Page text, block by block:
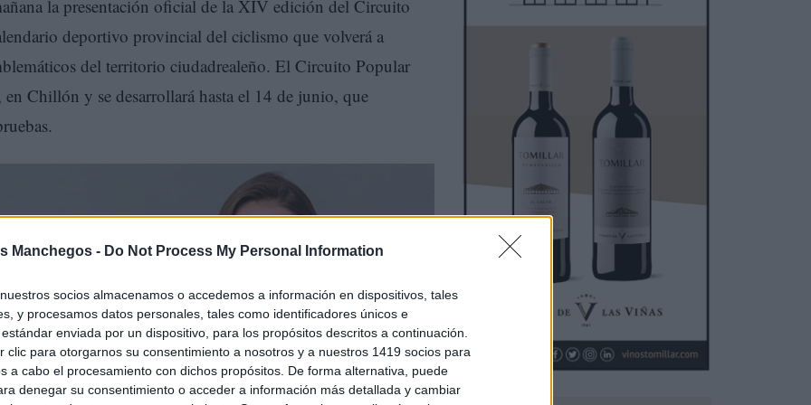
Manchegos - Do Not Process My Personal Information
socios almacenamos o accedemos a información en dispositivos, tales
y procesamos datos personales, tales como identificadores únicos e
enviada por un dispositivo, para los propósitos descritos a continuación.
clic para otorgarnos su consentimiento a nosotros y a nuestros 1419 socios para
a cabo el procesamiento con dichos propósitos. De forma alternativa, puede
denegar su consentimiento o acceder a información más detallada y cambiar
la presentación oficial de la XIV edición del Circuito
deportivo provincial del ciclismo que volverá a
del territorio ciudadrealeño. El Circuito Popular
Chillón y se desarrollará hasta el 14 de junio, que
Real y delegada del Área de Deportes, Patricia Saldaña,